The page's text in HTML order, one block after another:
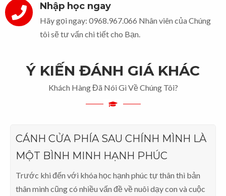
Nhập học ngay
Hãy gọi ngay: 0968.967.066 Nhân viên của Chúng
tôi sẽ tư vấn chi tiết cho Bạn.
Ý KIẾN ĐÁNH GIÁ KHÁC
Khách Hàng Đã Nói Gì Về Chúng Tôi?
CÁNH CỬA PHÍA SAU CHÍNH MÌNH LÀ
MỘT BÌNH MINH HẠNH PHÚC
Trước khi đến với khóa học hạnh phúc tự thân thì bản
thân mình cũng có nhiều vấn đề về nuôi dạy con và cuộc